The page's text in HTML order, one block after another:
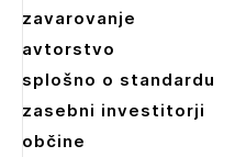
zavarovanje
avtorstvo
splošno o standardu
zasebni investitorji
občine